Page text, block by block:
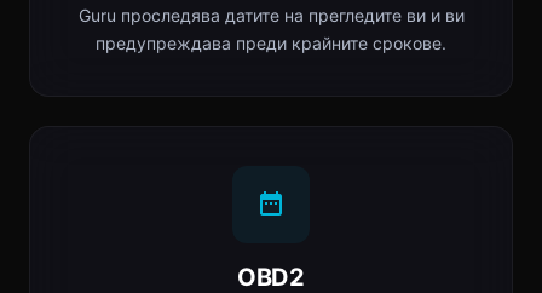
Guru проследява датите на прегледите ви и ви
предупреждава преди крайните срокове.
OBD2